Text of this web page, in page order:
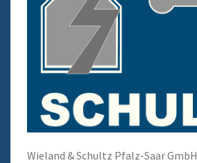
Wieland & Schultz Pfalz-Saar GmbH